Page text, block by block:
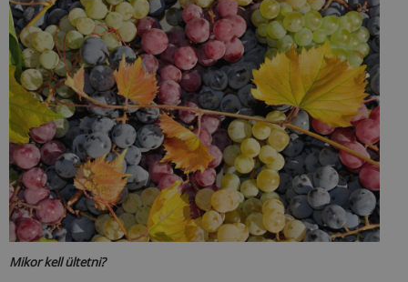
Mikor kell ültetni?